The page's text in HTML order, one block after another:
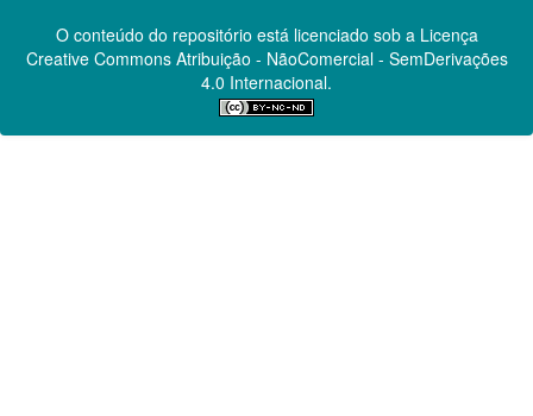
O conteúdo do repositório está licenciado sob a Licença
Creative CommonsAtribuição - NãoComercial - SemDerivações
4.0 Internacional.